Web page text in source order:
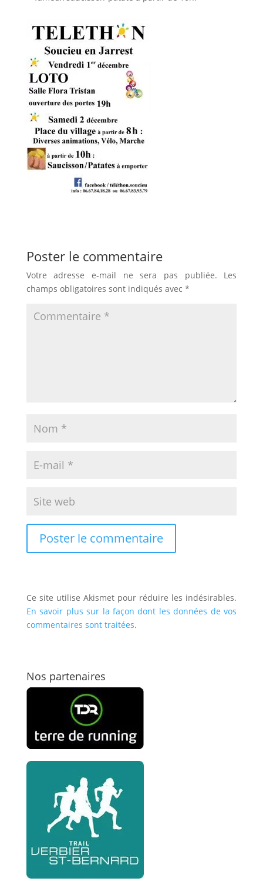
Poster le commentaire
Votre adresse e-mail ne sera pas publiée.
Les
champs obligatoires sont indiqués avec *
Ce site utilise Akismet pour réduire les indésirables.
En savoir plus sur la façon dont les données de vos
commentaires sont traitées.
Nos partenaires